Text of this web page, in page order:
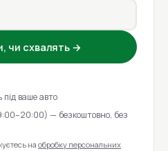
чи схвалять →
під ваше авто
— безкоштовно, без
на обробку персональних